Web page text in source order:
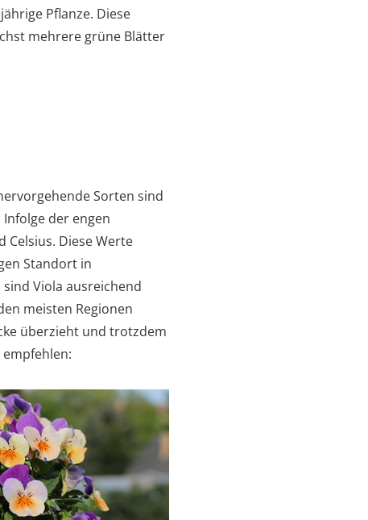
Pflanze. Diese
mehrere grüne Blätter
Sorten sind
der engen
Diese Werte
Standort in
Viola ausreichend
meisten Regionen
überzieht und trotzdem